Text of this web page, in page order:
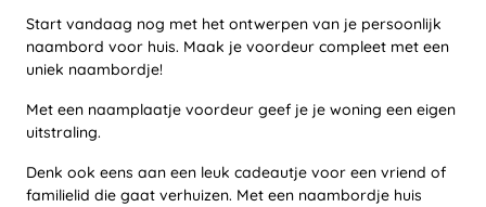
Start vandaag nog met het ontwerpen van je persoonlijk
naambord voor huis. Maak je voordeur compleet met een
uniek naambordje!
Met een naamplaatje voordeur geef je je woning een eigen
uitstraling.
Denk ook eens aan een leuk cadeautje voor een vriend of
familielid die gaat verhuizen. Met een naambordje huis